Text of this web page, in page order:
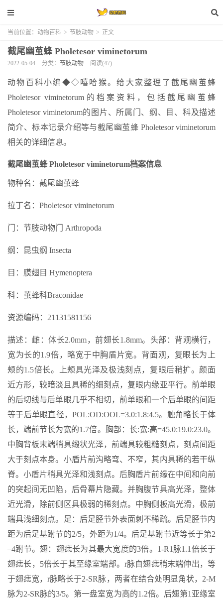
当前位置： 动物百科 > 节肢动物 > 正文
截尾幽茧蜂 Pholetesor viminetorum
2022-05-04 分类： 节肢动物 阅读(47)
动物百科小编◆◇嘻哈猴。给大家整理了截尾幽茧蜂
Pholetesor viminetorum的档案资料，包括截尾幽茧蜂
Pholetesor viminetorum的图片、所属门、纲、目、科及描述
简介、标本记录介绍等与截尾幽茧蜂 Pholetesor viminetorum
相关的详细信息。
截尾幽茧蜂 Pholetesor viminetorum档案信息
物种名：截尾幽茧蜂
拉丁名：Pholetesor viminetorum
门：节肢动物门 Arthropoda
纲：昆虫纲 Insecta
目：膜翅目 Hymenoptera
科：茧蜂科Braconidae
资源编码：21131581156
描述：雌：体长2.0mm，前翅长1.8mm。头部：背观横行，
宽为长的1.9倍，略宽于中胸盾片宽。背面观，复眼长为上
颊的1.5倍长。上颊具光泽及极浅刻点，复眼后稍扩。颜面
近方形，较暗淡且具稀的细刻点，复眼内缘亚平行。前单眼
的后切线与后单眼几乎不相切，前单眼和一个后单眼的间距
等于后单眼直径，POL:OD:OOL=3.0:1.8:4.5。触角略长于体
长，端前节长为宽的1.7倍。胸部：长:宽:高=45.0:19.0:23.0。
中胸背板末端稍具缎状光泽，前端具较粗糙刻点，刻点间距
大于刻点本身。小盾片前沟略弯、不窄，其内具稀的若干纵
脊。小盾片稍具光泽和浅刻点。后胸盾片前缘在中间和向前
的突起间无凹陷，后骨幕片隐藏。并胸腹节具高光泽，整体
近光滑，除前侧区具极弱的稀刻点。中胸侧板高光滑，极前
端具浅细刻点。足：后足胫节外表面刺不稀疏。后足胫节内
距为后足基跗节的2/5，外距为1/4。后足基跗节近等长于第2
–4跗节。翅：翅痣长为其最大宽度的3倍。1-R1脉1.1倍长于
翅痣长，5倍长于其至缘室端部。r脉自翅痣稍末端伸出，等
于翅痣宽，r脉略长于2-SR脉，两者在结合处明显角状，2-M
脉为2-SR脉的3/5。第一盘室宽为高的1.2倍。后翅第1亚缘室